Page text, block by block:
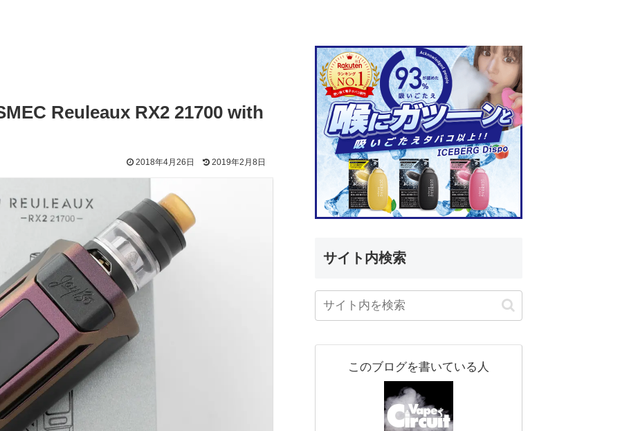
Reuleaux RX2 21700 with
2018年4月26日 2019年2月8日
サイト内検索
このブログを書いている人